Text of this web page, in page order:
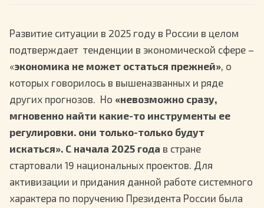
Развитие ситуации в 2025 году в России в целом
подтверждает тенденции в экономической сфере –
«экономика не может остаться прежней», о
которых говорилось в вышеназванных и ряде
других прогнозов. Но «невозможно сразу,
мгновенно найти какие-то инструменты ее
регулировки. они только-только будут
искаться». С начала 2025 года в стране
стартовали 19 национальных проектов. Для
активизации и придания данной работе системного
характера по поручению Президента России была